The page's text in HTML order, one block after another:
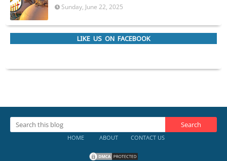
Sunday, June 22, 2025
LIKE US ON FACEBOOK
HOME ABOUT CONTACT US